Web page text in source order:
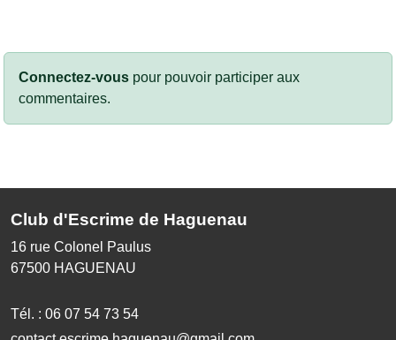
Connectez-vous pour pouvoir participer aux
commentaires.
Club d'Escrime de Haguenau
16 rue Colonel Paulus
67500 HAGUENAU
Tél. : 06 07 54 73 54